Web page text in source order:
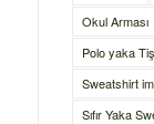
Okul Arması
Polo yaka
Sweatshirt
Sıfır Yaka